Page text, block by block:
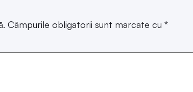
Câmpurile obligatorii sunt marcate cu *